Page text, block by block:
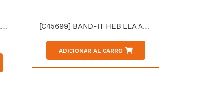
[C25599] BAND-IT HEBILLA ACERO INOXIDABLE 201SS 5/8" [C45699] BAND-IT HEBILLA ACERO INOXIDABLE 316SS 3/4
ADICIONAR AL CARRO